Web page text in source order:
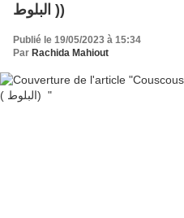
البلوط ))
Publié le 19/05/2023 à 15:34
Par Rachida Mahiout